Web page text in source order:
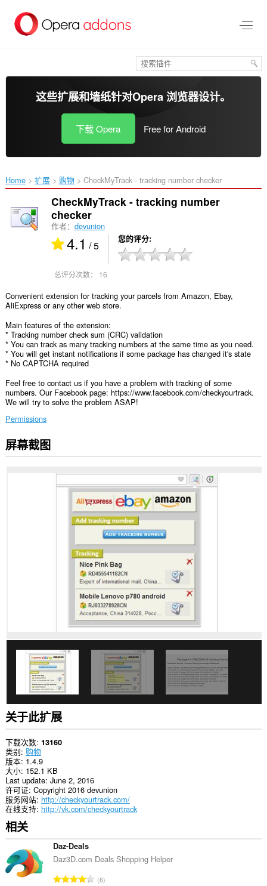
这些扩展和墙纸针对Opera 浏览器设计。
下载 Opera Free for Android
Home 扩展 购物 CheckMyTrack - tracking number checker‎
CheckMyTrack - tracking number
checker
作者： devunion
4.1 / 5 您的评分
总评分次数： 16
Convenient extension for tracking your parcels from Amazon, Ebay,
AliExpress or any other web store.
Main features of the extension:
* Tracking number check sum (CRC) validation
* You can track as many tracking numbers at the same time as you need.
* You will get instant notifications if some package has changed it's state
* No CAPTCHA required
Feel free to contact us if you have a problem with tracking of some
numbers. Our Facebook page: https://www.facebook.com/checkyourtrack.
We will try to solve the problem ASAP!
Permissions
此
扩
网
站
是
否
可
以
使
用
cookie、
JavaScript
和
插
件
等
功
的
设
置
屏幕截图
关于此扩展
下载次数 13160
类别 购物
版本 1.4.9
大小 152.1 KB
Last update June 2, 2016
许可证 Copyright 2016 devunion
服务网站 http://checkyourtrack.com/
在线支持 http://vk.com/checkyourtrack
相关
Daz-Deals
Daz3D.com Deals Shopping Helper
总
6